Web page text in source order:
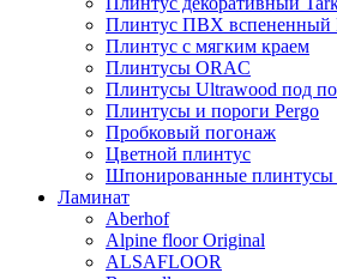
Плинтус ПВХ вспененный
Плинтус с мягким краем
Плинтусы ORAC
Плинтусы Ultrawood под
Плинтусы и пороги Pergo
Пробковый погонаж
Цветной плинтус
Шпонированные плинтусы
Ламинат
Aberhof
Alpine floor Original
ALSAFLOOR